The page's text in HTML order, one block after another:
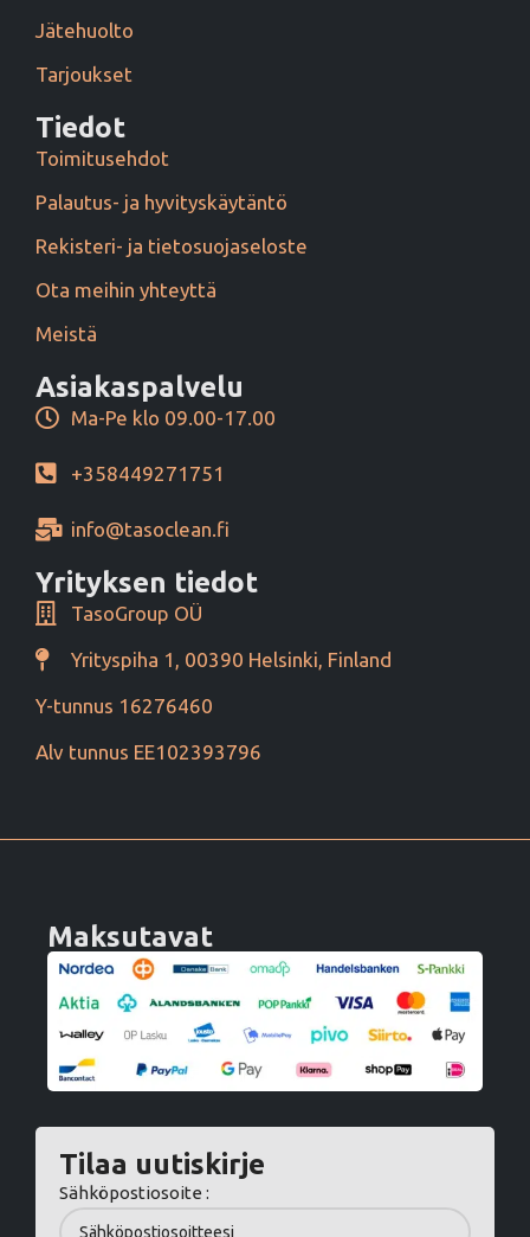
Jätehuolto
Tarjoukset
Tiedot
Toimitusehdot
Palautus- ja hyvityskäytäntö
Rekisteri- ja tietosuojaseloste
Ota meihin yhteyttä
Meistä
Asiakaspalvelu
Ma-Pe klo 09.00-17.00
+358449271751
info@tasoclean.fi
Yrityksen tiedot
TasoGroup OÜ
Yrityspiha 1, 00390 Helsinki, Finland
Y-tunnus 16276460
Alv tunnus EE102393796
Maksutavat
Tilaa uutiskirje
Sähköpostiosoite :